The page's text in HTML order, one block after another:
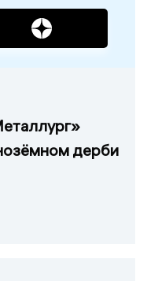
дерби